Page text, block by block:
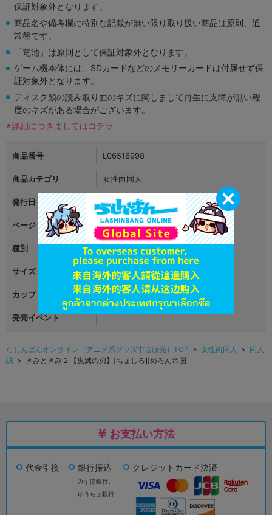
保証対象外となります。
商品名や備考欄に特別な記載が無い限り取り扱い商品は原則、通
常盤です。
「電池」は原則として保証対象外となります。
ゲーム機本体には、SDカードなどのメモリーカードは付属せず保
証対象外となります。
ディスク類の読み取り面のキズに関しまして再生に支障が無い程
度のキズがある場合がございます。
※詳細につきましてはコチラ
商品番号 L06516998
商品カテゴリ 女性向同人
発行日 2023年05月04日
ページ 64
種別 同人誌
サイズ A5
カップリング
発売イベント
らしんばんオンライン（アニメ系グッズ中古販売）TOP > 女性向同人 > 同人
誌 > きみときみ 2 【鬼滅の刃】[ちょしろ][めろん帝国]
お支払い方法
代金引換 銀行振込
みずほ銀行、
ゆうちょ銀行
クレジットカード決済